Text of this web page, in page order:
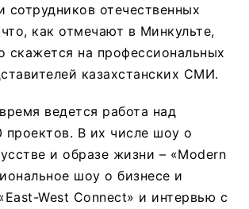
сотрудников отечественных
как отмечают в Минкульте,
скажется на профессиональных
казахстанских СМИ.
ведется работа над
проектов. В их числе шоу о
и образе жизни – «Modern
шоу о бизнесе и
West Connect» и интервью с